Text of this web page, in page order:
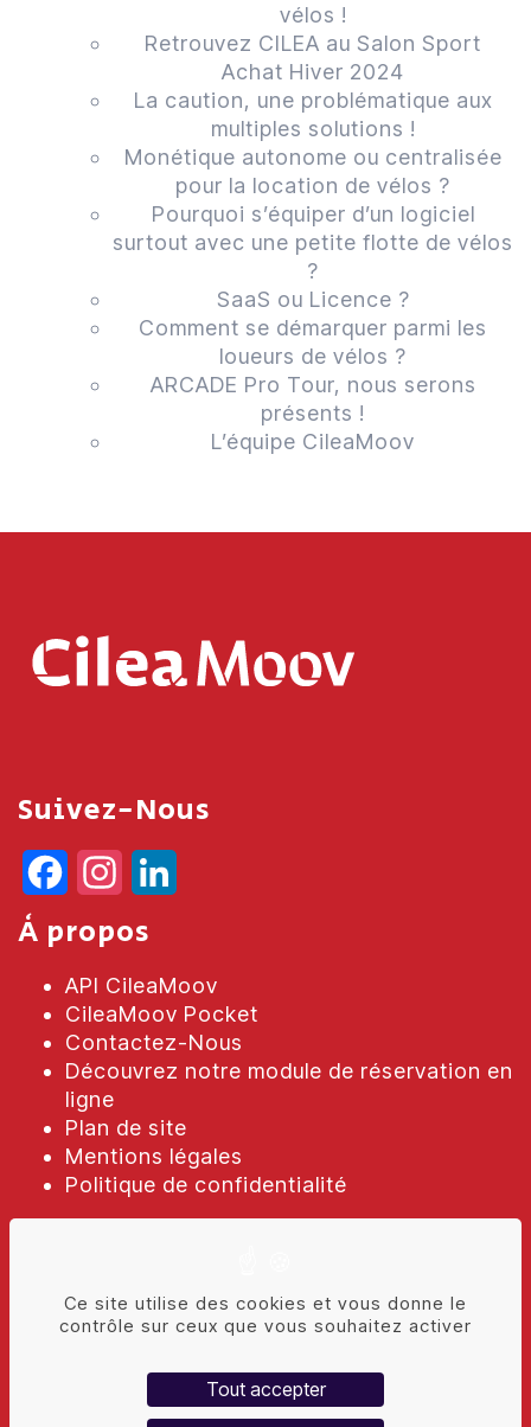
vélos !
Retrouvez CILEA au Salon Sport
Achat Hiver 2024
La caution, une problématique aux
multiples solutions !
Monétique autonome ou centralisée
pour la location de vélos ?
Pourquoi s’équiper d’un logiciel
surtout avec une petite flotte de vélos
?
SaaS ou Licence ?
Comment se démarquer parmi les
loueurs de vélos ?
ARCADE Pro Tour, nous serons
présents !
L’équipe CileaMoov
Suivez-Nous
FacebookInstagram
À propos
API CileaMoov
CileaMoov Pocket
Contactez-Nous
Découvrez notre module de réservation en
ligne
Plan de site
Mentions légales
Politique de confidentialité
6 Chemin des Cuers
04.78.66.26.27
Ce site utilise des cookies et vous donne le
contrôle sur ceux que vous souhaitez activer
Tout accepter